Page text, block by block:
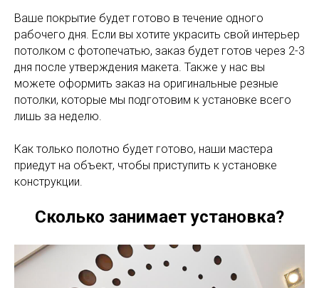
Ваше покрытие будет готово в течение одного
рабочего дня. Если вы хотите украсить свой интерьер
потолком с фотопечатью, заказ будет готов через 2-3
дня после утверждения макета. Также у нас вы
можете оформить заказ на оригинальные резные
потолки, которые мы подготовим к установке всего
лишь за неделю.
Как только полотно будет готово, наши мастера
приедут на объект, чтобы приступить к установке
конструкции.
Сколько занимает установка?